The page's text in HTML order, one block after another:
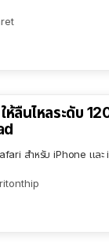
ห้ลื่นไหลระดับ
สำหรับ iPhone แล